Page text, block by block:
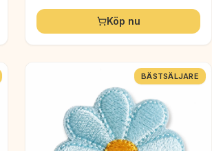
Köp nu
BÄSTSÄLJARE